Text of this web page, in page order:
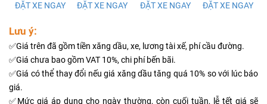
ĐẶT XE NGAY
ĐẶT XE NGAY ĐẶT XE NGAY ĐẶT XE NGAY
Lưu ý:
✅Giá trên đã gồm tiền xăng dầu, xe, lương tài xế, phí cầu đường.
✅Giá chưa bao gồm VAT 10%, chi phí bến bãi.
✅Giá có thể thay đổi nếu giá xăng dầu tăng quá 10% so với lúc báo
giá.
✅Mức giá áp dụng cho ngày thường, còn cuối tuần, lễ tết giá sẽ